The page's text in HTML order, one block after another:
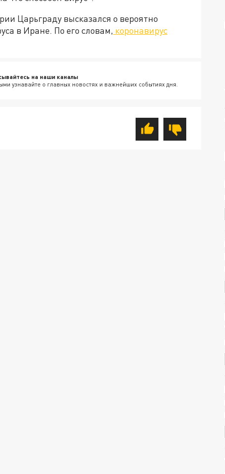
Царьграду высказался о вероятно
в Иране. По его словам, коронавирус
на наши каналы
узнавайте о главных новостях и важнейших событиях дня.